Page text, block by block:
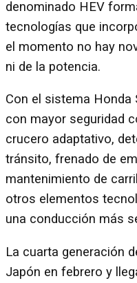
denominado HEV
tecnologías que
el momento no hay
ni de la potencia.
Con el sistema Honda
con mayor seguridad
crucero adaptativo,
tránsito, frenado de
mantenimiento de
otros elementos
una conducción más
La cuarta generación
Japón en febrero y